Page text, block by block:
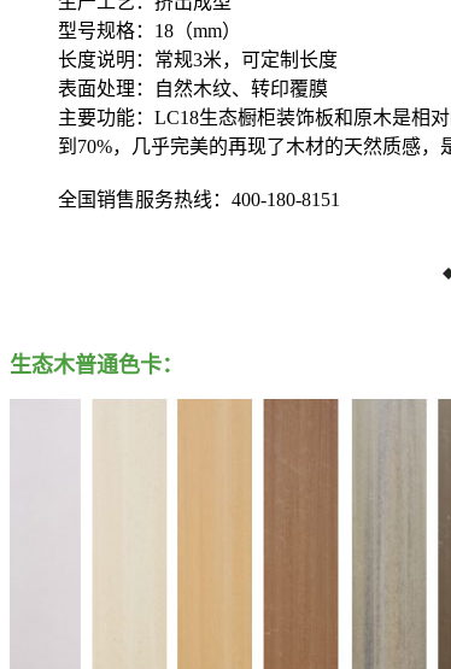
型号规格：18（mm）
长度说明：常规3米，可定制长度
表面处理：自然木纹、转印覆膜
主要功能：LC18生态橱柜装饰板和原木是相
到70%，几乎完美的再现了木材的天然质感，
全国销售服务热线： 400-180-8151
生态木普通色卡：